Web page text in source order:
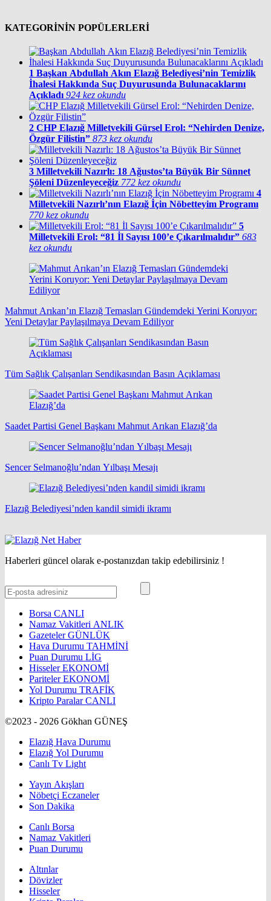
KATEGORİNİN POPÜLERLERİ
1 Başkan Abdullah Akın Elazığ Belediyesi’nin Temizlik
İhalesi Hakkında Suç Duyurusunda Bulunacaklarını
Açıkladı 924 kez okundu
2 CHP Elazığ Milletvekili Gürsel Erol: “Nehirden Denize,
Özgür Filistin” 873 kez okundu
3 Milletvekili Nazırlı: 18 Ağustos’ta Büyük Bir Sünnet
Şöleni Düzenleyeceğiz 772 kez okundu
4
Milletvekili Nazırlı’nın Elazığ İçin Nöbetteyim Programı
770 kez okundu
5
Milletvekili Erol: “81 İl Sayısı 100’e Çıkarılmalıdır” 683
kez okundu
Mahmut Arıkan’ın Elazığ Temasları Gündemdeki Yerini Koruyor:
Yeni Detaylar Paylaşılmaya Devam Ediliyor
Tüm Sağlık Çalışanları Sendikasından Basın Açıklaması
Saadet Partisi Genel Başkanı Mahmut Arıkan Elazığ’da
Sencer Selmanoğlu’ndan Yılbaşı Mesajı
Elazığ Belediyesi’nden kandil simidi ikramı
Haberleri güncel olarak e-postanızdan takip edebilirsiniz !
Borsa CANLI
Namaz Vakitleri ANLIK
GazetelerGÜNLÜK
Hava Durumu TAHMİNİ
Puan Durumu LİG
HisselerEKONOMİ
ParitelerEKONOMİ
Yol Durumu TRAFİK
Kripto ParalarCANLI
©2023 - 2026 Gökhan GÜNEŞ
Elazığ Hava Durumu
Elazığ Yol Durumu
Canlı Tv Light
Yayın Akışları
Nöbetçi Eczaneler
Son Dakika
Canlı Borsa
Namaz Vakitleri
Puan Durumu
Altınlar
Dövizler
Hisseler